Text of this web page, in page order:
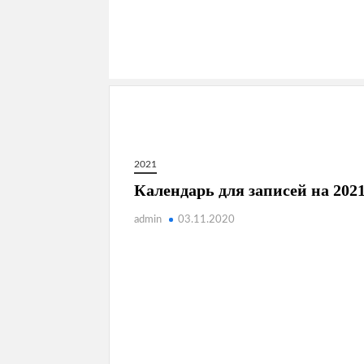
2021
Календарь для записей на
admin 03.11.2020